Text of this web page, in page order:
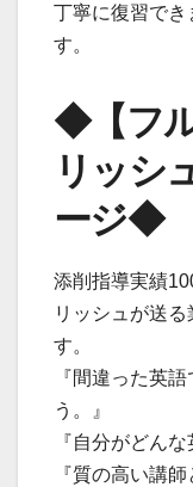
丁寧に復習で
す。
◆【フ
リッシ
ージ◆
添削指導実績
リッシュが送
す。
『間違った英
う。』
『自分がどん
『質の高い講